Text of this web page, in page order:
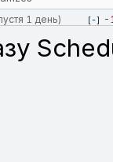
1 день) [-] -